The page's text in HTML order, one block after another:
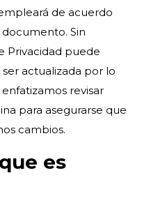
de acuerdo
Sin
Privacidad puede
actualizada por lo
revisar
para asegurarse que
cambios.
es